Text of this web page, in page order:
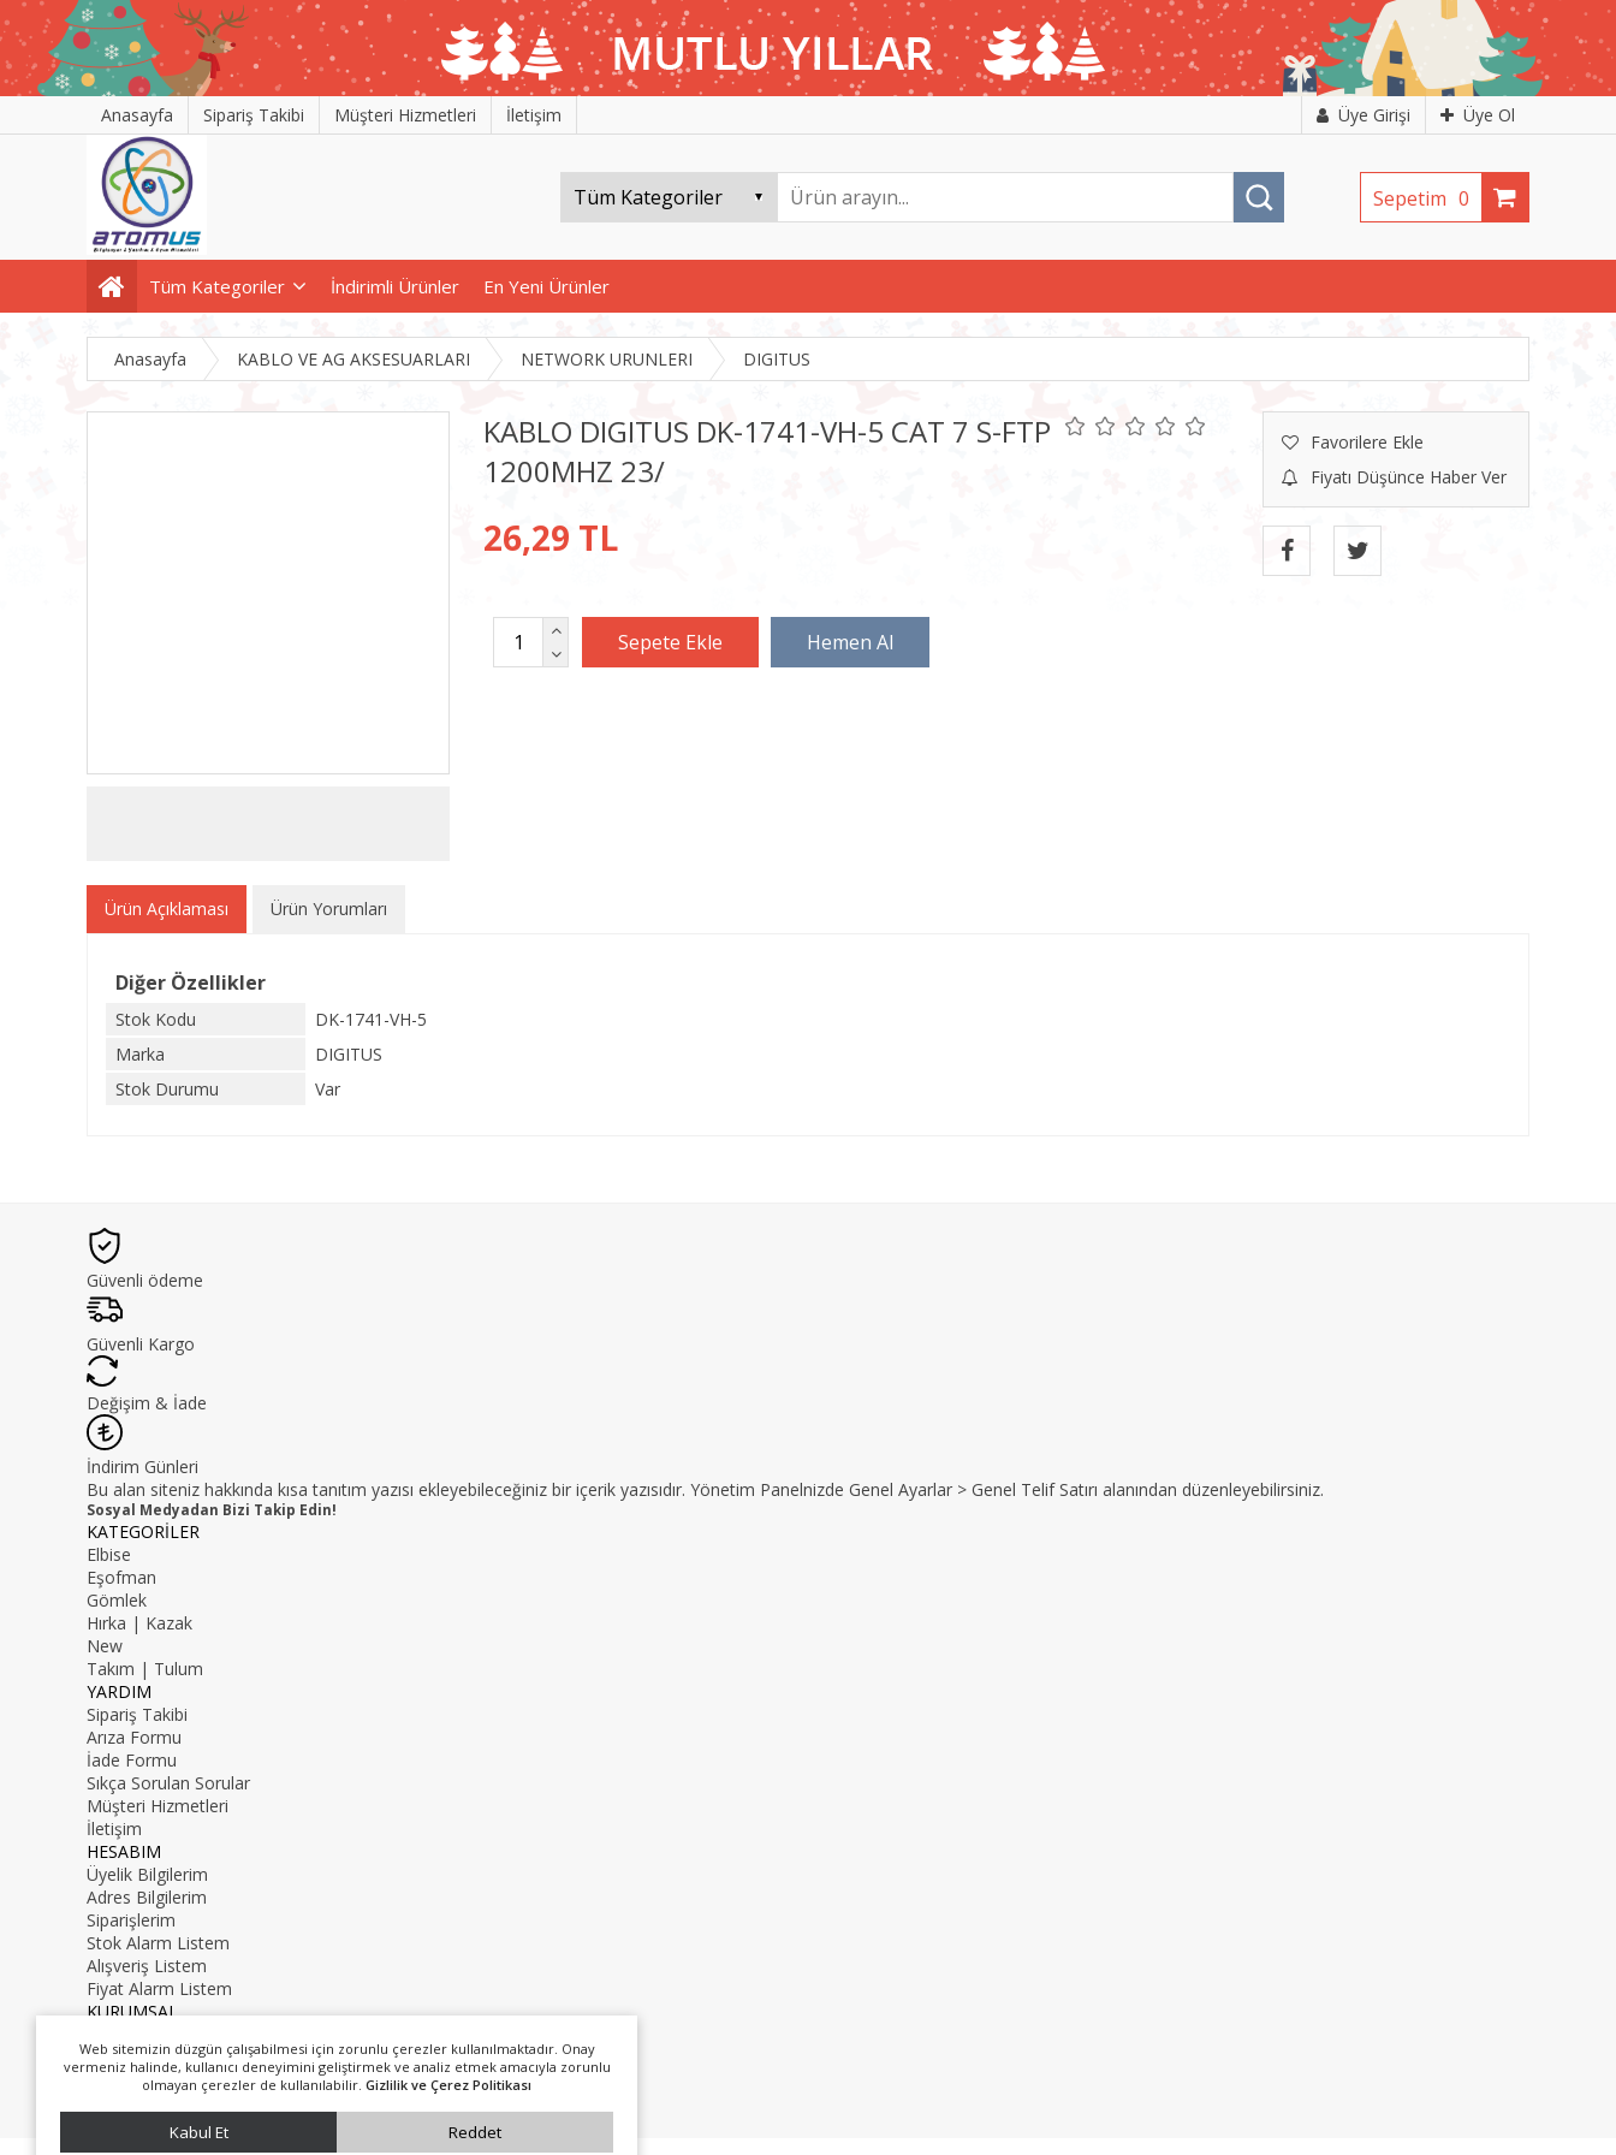
Anasayfa Sipariş Takibi Müşteri Hizmetleri İletişim Üye Girişi Üye Ol
Sepetim 0
Tüm Kategoriler İndirimli Ürünler En Yeni Ürünler
Web sitemizin düzgün çalışabilmesi için zorunlu çerezler kullanılmaktadır. Onay
vermeniz halinde, kullanıcı deneyimini geliştirmek ve analiz etmek amacıyla zorunlu
olmayan çerezler de kullanılabilir. Gizlilik ve Çerez Politikası
Kabul Et Reddet
Anasayfa KABLO VE AG AKSESUARLARI NETWORK URUNLERI DIGITUS
KABLO DIGITUS DK-1741-VH-5 CAT 7 S-FTP
1200MHZ 23/
Favorilere Ekle
Fiyatı Düşünce Haber Ver
26,29 TL
Ürün Açıklaması Ürün Yorumları
Diğer Özellikler
Stok Kodu
DK-1741-VH-5
Marka
DIGITUS
Stok Durumu
Var
Güvenli ödeme
Güvenli Kargo
Değişim & İade
İndirim Günleri
Bu alan siteniz hakkında kısa tanıtım yazısı ekleyebileceğiniz bir içerik yazısıdır. Yönetim Panelnizde Genel Ayarlar > Genel Telif Satırı alanından düzenleyebilirsiniz.
Sosyal Medyadan Bizi Takip Edin!
KATEGORİLER
Elbise
Eşofman
Gömlek
Hırka | Kazak
New
Takım | Tulum
YARDIM
Sipariş Takibi
Arıza Formu
İade Formu
Sıkça Sorulan Sorular
Müşteri Hizmetleri
İletişim
HESABIM
Üyelik Bilgilerim
Adres Bilgilerim
Siparişlerim
Stok Alarm Listem
Alışveriş Listem
Fiyat Alarm Listem
KURUMSAL
Hakkımızda
0216 000 00 00